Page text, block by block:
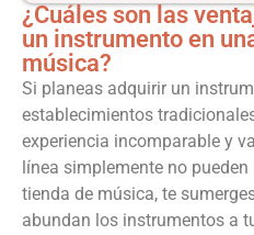
¿Cuáles son las
un instrumento en
música?
Si planeas adquirir un
establecimientos
experiencia incomparable y
línea simplemente no
tienda de música, te
abundan los instrumentos a